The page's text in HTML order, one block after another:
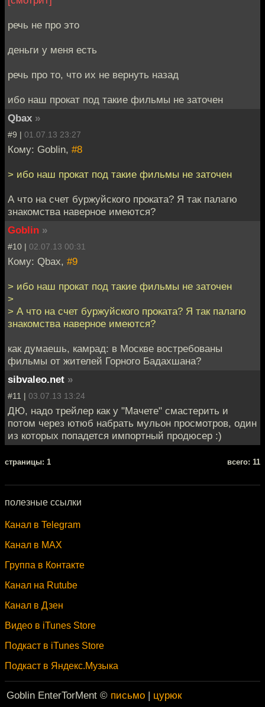
речь не про это
деньги у меня есть
речь про то, что их не вернуть назад
ибо наш прокат под такие фильмы не заточен
Qbax »
#9 | 01.07.13 23:27
Кому: Goblin, #8
> ибо наш прокат под такие фильмы не заточен
А что на счет буржуйского проката? Я так палагю
знакомства наверное имеются?
Goblin »
#10 | 02.07.13 00:31
Кому: Qbax, #9
> ибо наш прокат под такие фильмы не заточен
>
> А что на счет буржуйского проката? Я так палагю
знакомства наверное имеются?
как думаешь, камрад: в Москве востребованы
фильмы от жителей Горного Бадахшана?
sibvaleo.net »
#11 | 03.07.13 13:24
ДЮ, надо трейлер как у "Мачете" смастерить и
потом через ютюб набрать мульон просмотров, один
из которых попадется импортный продюсер :)
cтраницы: 1 всего: 11
полезные ссылки
Канал в Telegram
Канал в MAX
Группа в Контакте
Канал на Rutube
Канал в Дзен
Видео в iTunes Store
Подкаст в iTunes Store
Подкаст в Яндекс.Музыка
Goblin EnterTorMent © письмо | цурюк